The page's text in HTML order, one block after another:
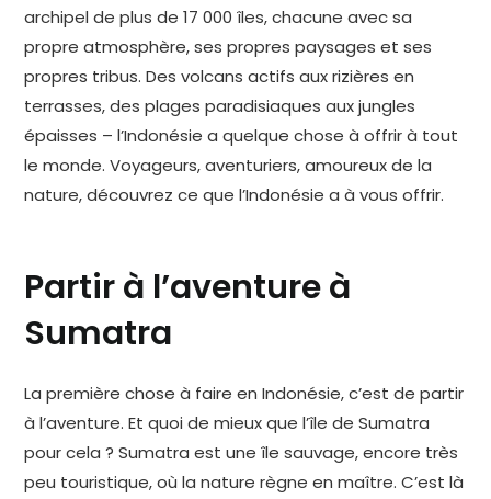
archipel de plus de 17 000 îles, chacune avec sa
propre atmosphère, ses propres paysages et ses
propres tribus. Des volcans actifs aux rizières en
terrasses, des plages paradisiaques aux jungles
épaisses – l’Indonésie a quelque chose à offrir à tout
le monde. Voyageurs, aventuriers, amoureux de la
nature, découvrez ce que l’Indonésie a à vous offrir.
Partir à l’aventure à
Sumatra
La première chose à faire en Indonésie, c’est de partir
à l’aventure. Et quoi de mieux que l’île de Sumatra
pour cela ? Sumatra est une île sauvage, encore très
peu touristique, où la nature règne en maître. C’est là